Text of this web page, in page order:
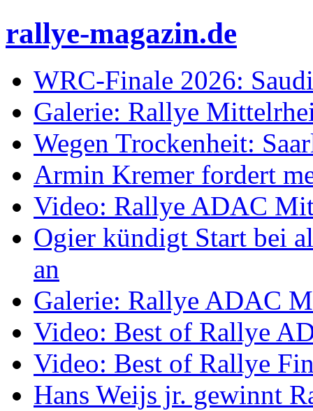
rallye-magazin.de
WRC-Finale 2026:
Galerie: Rallye
Wegen Trockenheit:
Armin Kremer fordert
Video: Rallye ADAC
Ogier kündigt Start bei
an
Galerie: Rallye ADAC
Video: Best of Rallye
Video: Best of Rallye
Hans Weijs jr. gewinnt